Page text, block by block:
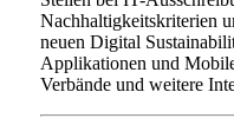
Nachhaltigkeitskriterien
neuen Digital
Applikationen und
Verbände und weitere